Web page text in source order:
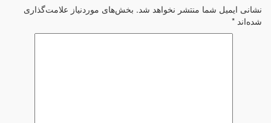
نشانی ایمیل شما منتشر نخواهد شد. بخش‌های موردنیاز علامت‌گذاری
شده‌اند *